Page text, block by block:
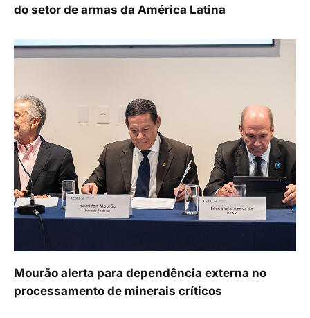
do setor de armas da América Latina
Mourão alerta para dependência externa no
processamento de minerais críticos